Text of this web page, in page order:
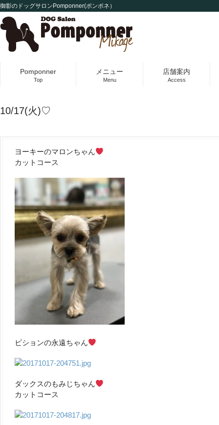
御影のドッグサロンPomponner(ポンポネ）
Pomponner
Top
メニュー
Menu
店舗案内
Access
10/17(火)♡
ヨーキーのマロンちゃん
カットコース
ビションの永遠ちゃん
ダックスのもみじちゃん
カットコース